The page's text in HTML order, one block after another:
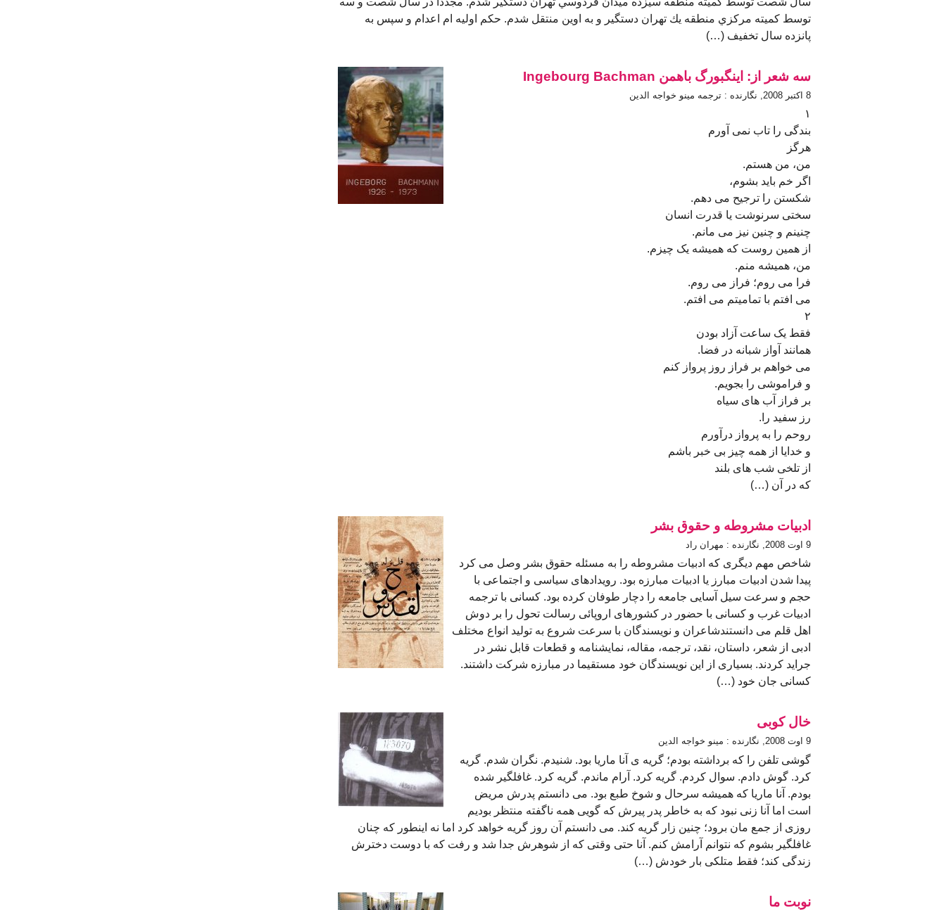
توسط كميته مركزي منطقه يك تهران دستگير و به اوين منتقل شدم. حكم اوليه ام اعدام و سپس به
پانزده سال تخفيف (…)
سه شعر از: اینگبورگ باهمن Ingebourg Bachman
8 اكتبر 2008, نگارنده : ترجمه مینو خواجه الدین
١
بندگی را تاب نمی آورم
هرگز
من، من هستم.
اگر خم باید بشوم،
شکستن را ترجیح می دهم.
سختی سرنوشت یا قدرت انسان
چنینم و چنین نیز می مانم.
از همین روست که همیشه یک چیزم.
من، همیشه منم.
فرا می روم؛ فراز می روم.
می افتم با تمامیتم می افتم.
٢
فقط یک ساعت آزاد بودن
همانند آواز شبانه در فضا.
می خواهم بر فراز روز پرواز کنم
و فراموشی را بجویم.
بر فراز آب های سیاه
رز سفید را.
روحم را به پرواز درآورم
و خدایا از همه چیز بی خبر باشم
از تلخی شب های بلند
که در آن (…)
ادبیات مشروطه و حقوق بشر
9 اوت 2008, نگارنده : مهران راد
شاخص مهم دیگری که ادبیات مشروطه را به مسئله حقوق بشر وصل می کرد
پیدا شدن ادبیات مبارز یا ادبیات مبارزه بود. رویدادهای سیاسی و اجتماعی با
حجم و سرعت سیل آسایی جامعه را دچار طوفان کرده بود. کسانی با ترجمه
ادبیات غرب و کسانی با حضور در کشورهای اروپائی رسالت تحول را بر دوش
اهل قلم می دانستندشاعران و نویسندگان با سرعت شروع به تولید انواع مختلف
ادبی از شعر، داستان، نقد، ترجمه، مقاله، نمایشنامه و قطعات قابل نشر در
جراید کردند. بسیاری از این نویسندگان خود مستقیما در مبارزه شرکت داشتند.
کسانی جان خود (…)
خال کوبی
9 اوت 2008, نگارنده : مینو خواجه الدین
گوشی تلفن را که برداشته بودم؛ گریه ی آنا ماریا بود. شنیدم. نگران شدم. گریه
کرد. گوش دادم. سوال کردم. گریه کرد. آرام ماندم. گریه کرد. غافلگیر شده
بودم. آنا ماریا که همیشه سرحال و شوخ طبع بود. می دانستم پدرش مریض
است اما آنا زنی نبود که به خاطر پدر پیرش که گویی همه ناگفته منتظر بودیم
روزی از جمع مان برود؛ چنین زار گریه کند. می دانستم آن روز گریه خواهد کرد اما نه اینطور که چنان
غافلگیر بشوم که نتوانم آرامش کنم. آنا حتی وقتی که از شوهرش جدا شد و رفت که با دوست دخترش
زندگی کند؛ فقط متلکی بار خودش (…)
نوبت ما